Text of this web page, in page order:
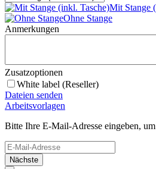
Mit Stange
Ohne Stange
Anmerkungen
Zusatzoptionen
White label (Reseller)
Dateien senden
Arbeitsvorlagen
Bitte Ihre E-Mail-Adresse eingeben,
Nächste